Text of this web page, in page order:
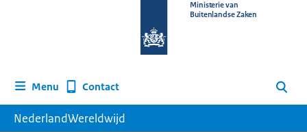
homepage
Ministerie van
Buitenlandse Zaken
Menu Contact Zoeken
NederlandWereldwijd